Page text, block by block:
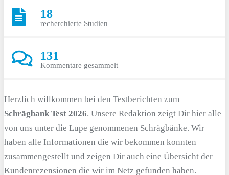
18
recherchierte Studien
131
Kommentare gesammelt
Herzlich willkommen bei den Testberichten zum
Schrägbank Test 2026. Unsere Redaktion zeigt Dir hier alle
von uns unter die Lupe genommenen Schrägbänke. Wir
haben alle Informationen die wir bekommen konnten
zusammengestellt und zeigen Dir auch eine Übersicht der
Kundenrezensionen die wir im Netz gefunden haben.